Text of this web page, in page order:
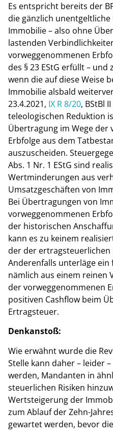
Es entspricht bereits der
die gänzlich
Immobilie – also ohne
lastenden
vorweggenommenen
des § 23 EStG erfüllt –
wenn die auf diese Weise
Immobilie alsbald
23.4.2021, IX R 8/20, BStBl
teleologischen Reduktion
Übertragung im Wege der
Erbfolge aus dem
auszuscheiden.
Abs. 1 Nr. 1 EStG sind
Wertminderungen aus
Umsatzgeschäften von
Bei Übertragungen von
vorweggenommenen
der historischen
kann es zu keinem
der der ertragsteuerlichen
Anderenfalls unterläge
nämlich aus einem reinen
der vorweggenommenen
positiven Cashflow beim
Ertragsteuer.
Denkanstoß:
Wie erwähnt wurde die
Stelle kann daher – leider
werden, Mandanten in
steuerlichen Risiken
Wertsteigerung der
zum Ablauf der Zehn-
gewartet werden, bevor